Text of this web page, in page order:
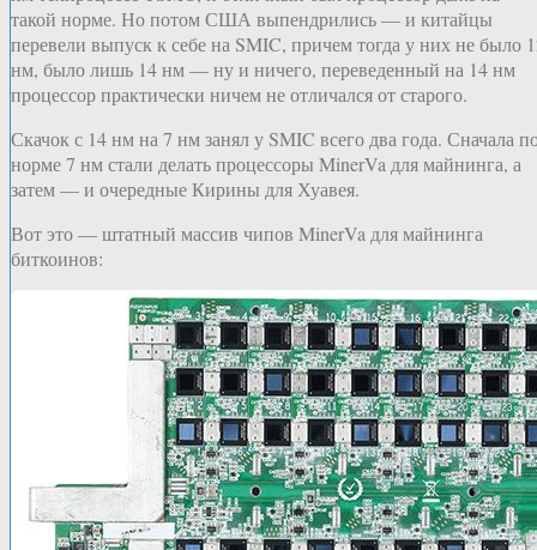
такой норме. Но потом США выпендрились — и китайцы
перевели выпуск к себе на SMIC, причем тогда у них не было
нм, было лишь 14 нм — ну и ничего, переведенный на 14 нм
процессор практически ничем не отличался от старого.
Скачок с 14 нм на 7 нм занял у SMIC всего два года. Сначала
норме 7 нм стали делать процессоры MinerVa для майнинга, а
затем — и очередные Кирины для Хуавея.
Вот это — штатный массив чипов MinerVa для майнинга
биткоинов: